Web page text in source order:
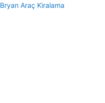
Bryan Araç Kiralama